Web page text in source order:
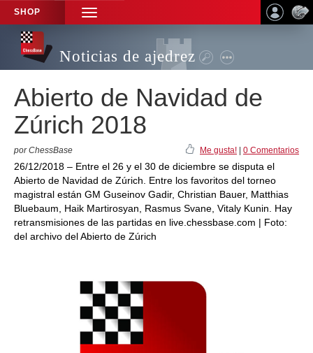
SHOP
TOGGLE
NAVIGATION
Noticias de ajedrez
Abierto de Navidad de
Zúrich 2018
por ChessBase Me gusta! 0 Comentarios
26/12/2018 – Entre el 26 y el 30 de diciembre se disputa el
Abierto de Navidad de Zúrich. Entre los favoritos del torneo
magistral están GM Guseinov Gadir, Christian Bauer, Matthias
Bluebaum, Haik Martirosyan, Rasmus Svane, Vitaly Kunin. Hay
retransmisiones de las partidas en live.chessbase.com | Foto:
del archivo del Abierto de Zúrich